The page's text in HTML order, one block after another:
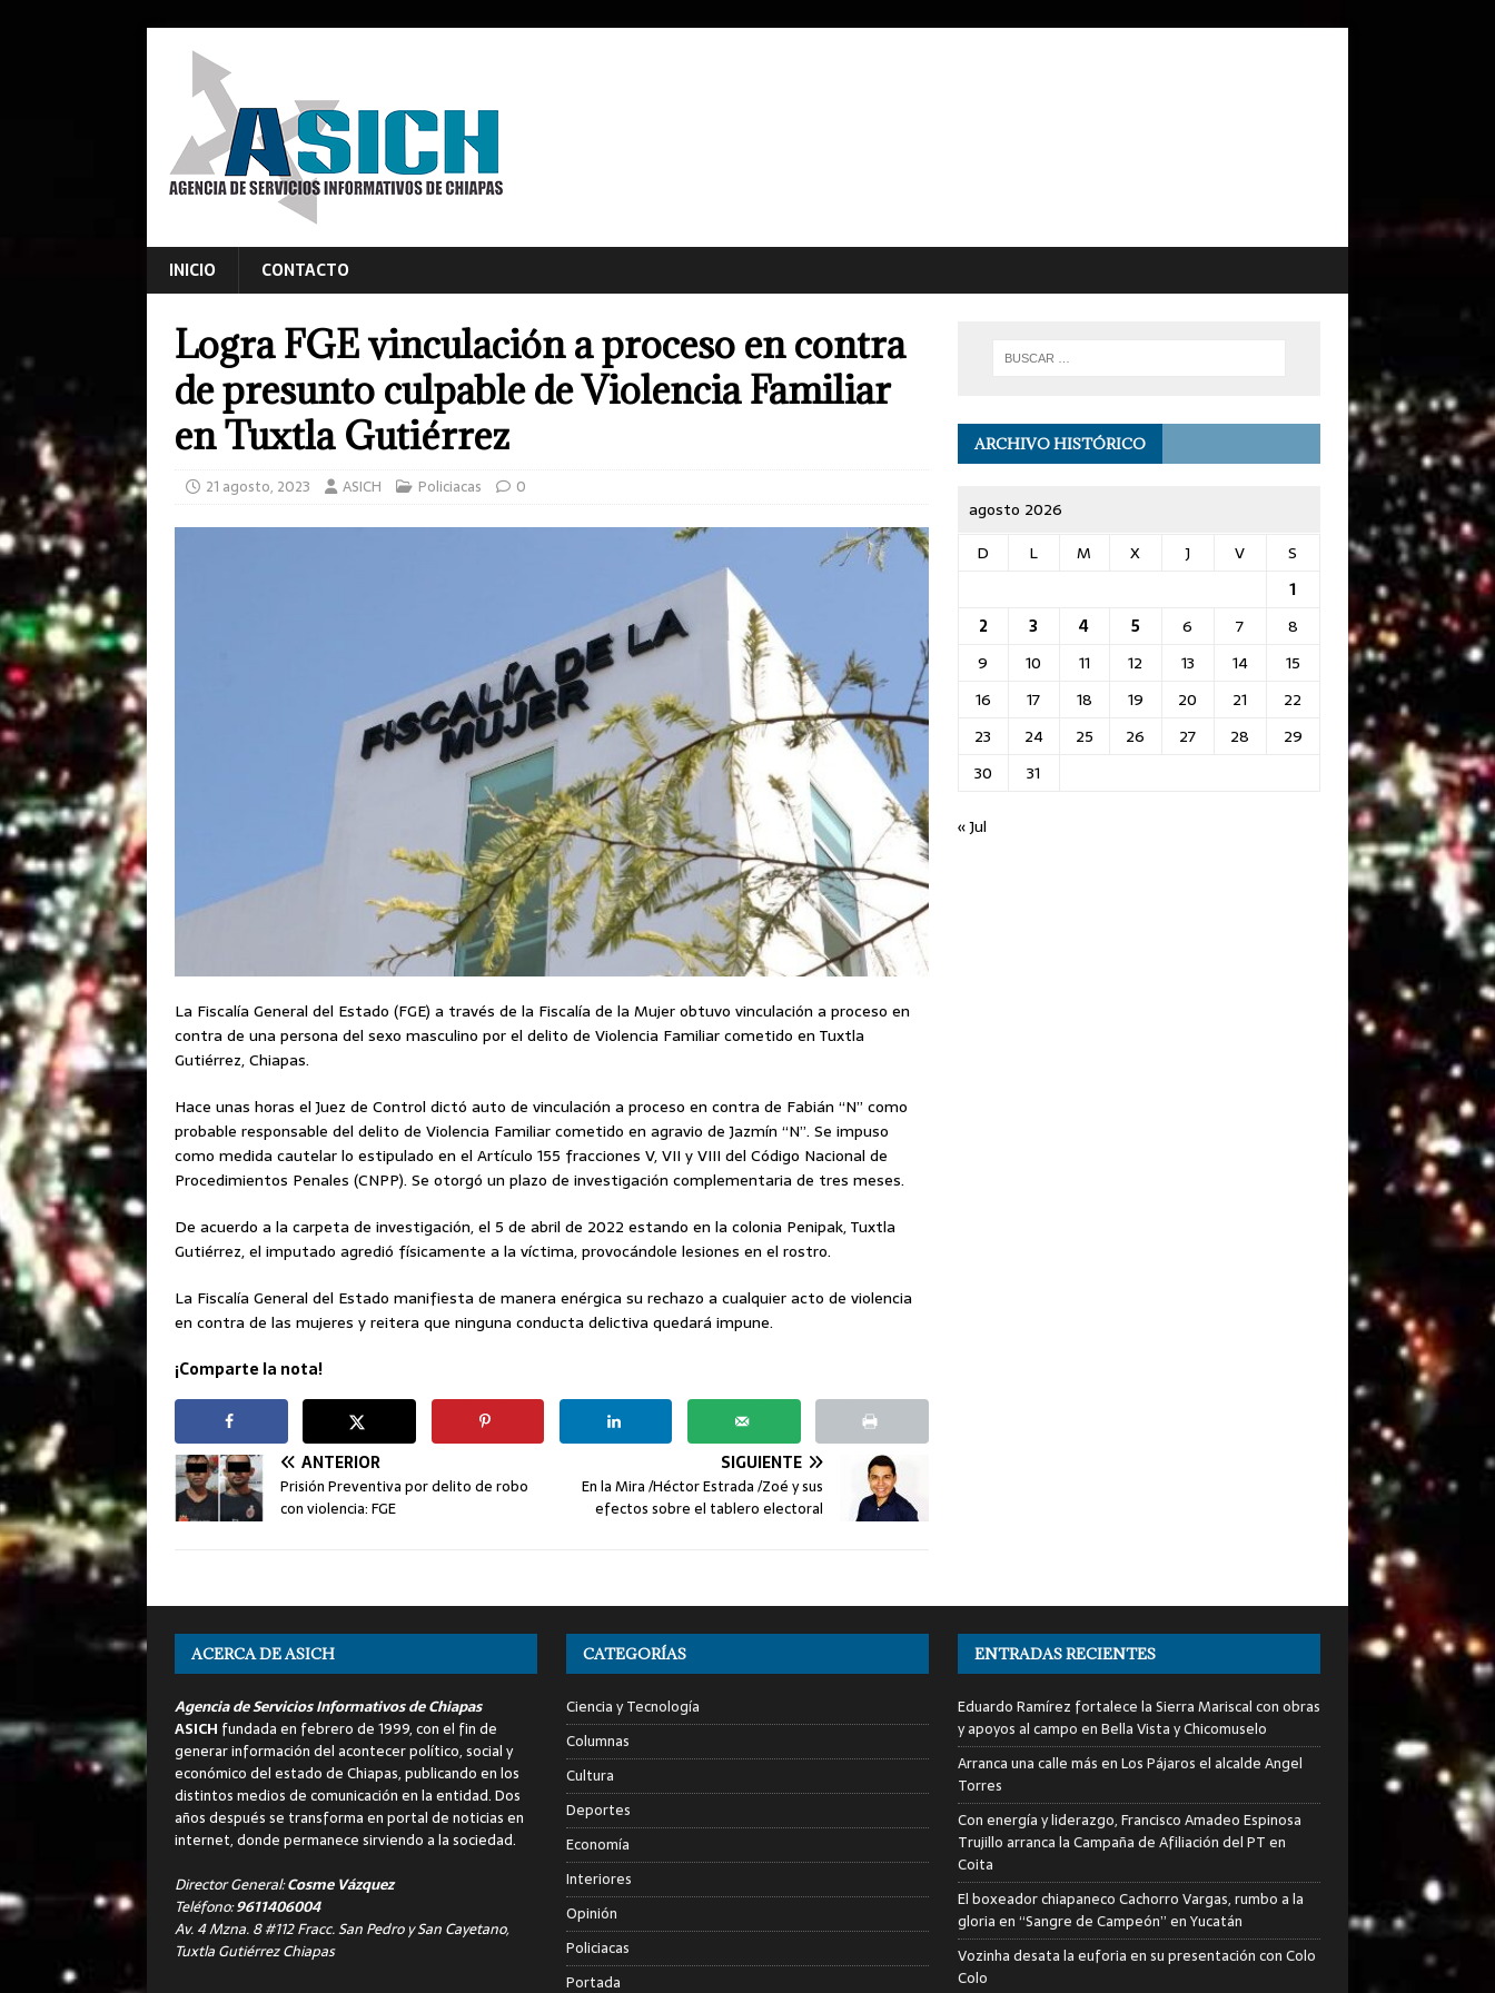
INICIO CONTACTO
Logra FGE vinculación a proceso en contra
de presunto culpable de Violencia Familiar
en Tuxtla Gutiérrez
21 agosto, 2023 ASICH Policiacas 0
La Fiscalía General del Estado (FGE) a través de la Fiscalía de la Mujer obtuvo vinculación a proceso en
contra de una persona del sexo masculino por el delito de Violencia Familiar cometido en Tuxtla
Gutiérrez, Chiapas.
Hace unas horas el Juez de Control dictó auto de vinculación a proceso en contra de Fabián “N” como
probable responsable del delito de Violencia Familiar cometido en agravio de Jazmín “N”. Se impuso
como medida cautelar lo estipulado en el Artículo 155 fracciones V, VII y VIII del Código Nacional de
Procedimientos Penales (CNPP). Se otorgó un plazo de investigación complementaria de tres meses.
De acuerdo a la carpeta de investigación, el 5 de abril de 2022 estando en la colonia Penipak, Tuxtla
Gutiérrez, el imputado agredió físicamente a la víctima, provocándole lesiones en el rostro.
La Fiscalía General del Estado manifiesta de manera enérgica su rechazo a cualquier acto de violencia
en contra de las mujeres y reitera que ninguna conducta delictiva quedará impune.
¡Comparte la nota!
ANTERIOR
Prisión Preventiva por delito de robo
con violencia: FGE
SIGUIENTE
En la Mira /Héctor Estrada /Zoé y sus
efectos sobre el tablero electoral
ARCHIVO HISTÓRICO
agosto 2026
D
L M X J V
S
1
2
3 4 5 6 7
8
9
10 11 12 13 14
15
16
17 18 19 20 21
22
23
24 25 26 27 28
29
30
31
« Jul
ACERCA DE ASICH
Agencia de Servicios Informativos de Chiapas
ASICH fundada en febrero de 1999, con el fin de
generar información del acontecer político, social y
económico del estado de Chiapas, publicando en los
distintos medios de comunicación en la entidad. Dos
años después se transforma en portal de noticias en
internet, donde permanece sirviendo a la sociedad.
Director General:Cosme Vázquez
Teléfono:9611406004
Av. 4 Mzna. 8 #112 Fracc. San Pedro y San Cayetano,
Tuxtla Gutiérrez Chiapas
CATEGORÍAS
Ciencia y Tecnología
Columnas
Cultura
Deportes
Economía
Interiores
Opinión
Policiacas
Portada
ENTRADAS RECIENTES
Eduardo Ramírez fortalece la Sierra Mariscal con obras
y apoyos al campo en Bella Vista y Chicomuselo
Arranca una calle más en Los Pájaros el alcalde Angel
Torres
Con energía y liderazgo, Francisco Amadeo Espinosa
Trujillo arranca la Campaña de Afiliación del PT en
Coita
El boxeador chiapaneco Cachorro Vargas, rumbo a la
gloria en “Sangre de Campeón” en Yucatán
Vozinha desata la euforia en su presentación con Colo
Colo